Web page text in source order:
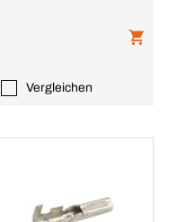
Vergleichen